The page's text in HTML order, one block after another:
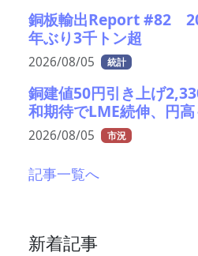
銅板輸出Report #82
年ぶり3千トン超
2026/08/05 統計
銅建値50円引き上げ
和期待でLME続伸、円
2026/08/05 市況
記事一覧へ
新着記事